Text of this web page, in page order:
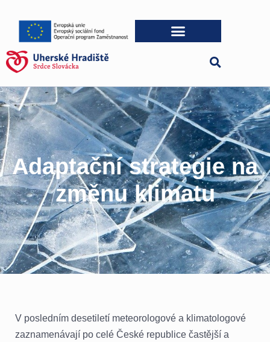
Adaptační strategie na
změnu klimatu
V posledním desetiletí meteorologové a klimatologové
zaznamenávají po celé České republice častější a